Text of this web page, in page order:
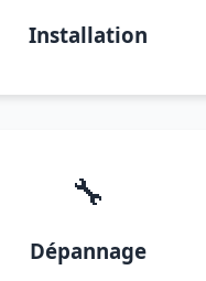
Installation
🔧
Dépannage